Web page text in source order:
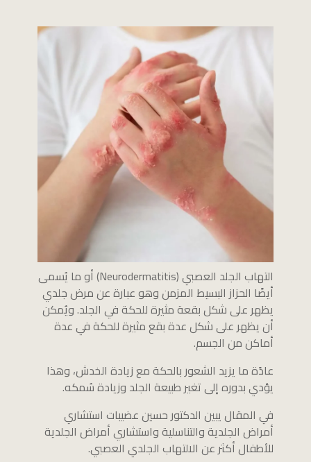
التهاب الجلد العصبي (Neurodermatitis) أو ما يُسمى
أيضًا الحزاز البسيط المزمن وهو عبارة عن مرض جلدي
يظهر على شكل بقعة مثيرة للحكة في الجلد. ويُمكن
أن يظهر على شكل عدة بقع مثيرة للحكة في عدة
أماكن من الجسم.
عادًة ما يزيد الشعور بالحكة مع زيادة الخدش، وهذا
يؤدي بدوره إلى تغير طبيعة الجلد وزيادة سُمكه.
في المقال يبين الدكتور حسين عضيبات استشاري
أمراض الجلدية والتناسلية واستشاري أمراض الجلدية
للأطفال أكثر عن الالتهاب الجلدي العصبي.